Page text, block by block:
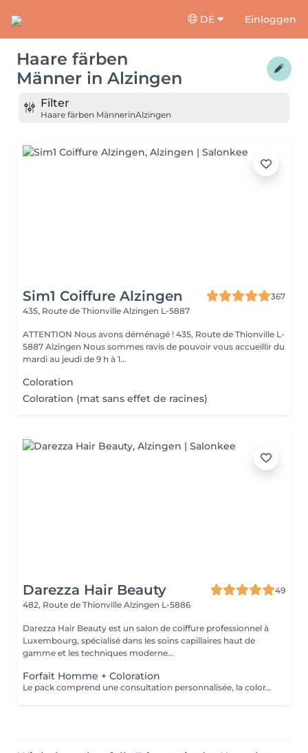
DE Einloggen
Haare färben
Männer in Alzingen
Filter
Haare färben MännerinAlzingen
Sim1 Coiffure Alzingen
367
435, Route de Thionville Alzingen L-5887
ATTENTION Nous avons déménagé ! 435, Route de Thionville L-
5887 Alzingen Nous sommes ravis de pouvoir vous accueillir du
mardi au jeudi de 9 h à 1...
Coloration
Coloration (mat sans effet de racines)
Darezza Hair Beauty
49
482, Route de Thionville Alzingen L-5886
Darezza Hair Beauty est un salon de coiffure professionnel à
Luxembourg, spécialisé dans les soins capillaires haut de
gamme et les techniques moderne...
Forfait Homme + Coloration
Le pack comprend une consultation personnalisée, la coloration avec les produits LOREAL PROFESSIONNEL , shampooing et conditionneur spécifiques , la coupe ( finitions sur cheveux secs) , les produits de styling * Tarifs à titre indicatifs à confirmer après la consultation personnalisée établit auprès de votre coiffeur/stylist/spécialiste * La direction se réserve le droit d’apporter des modifications pour le bon fonctionnement du salon